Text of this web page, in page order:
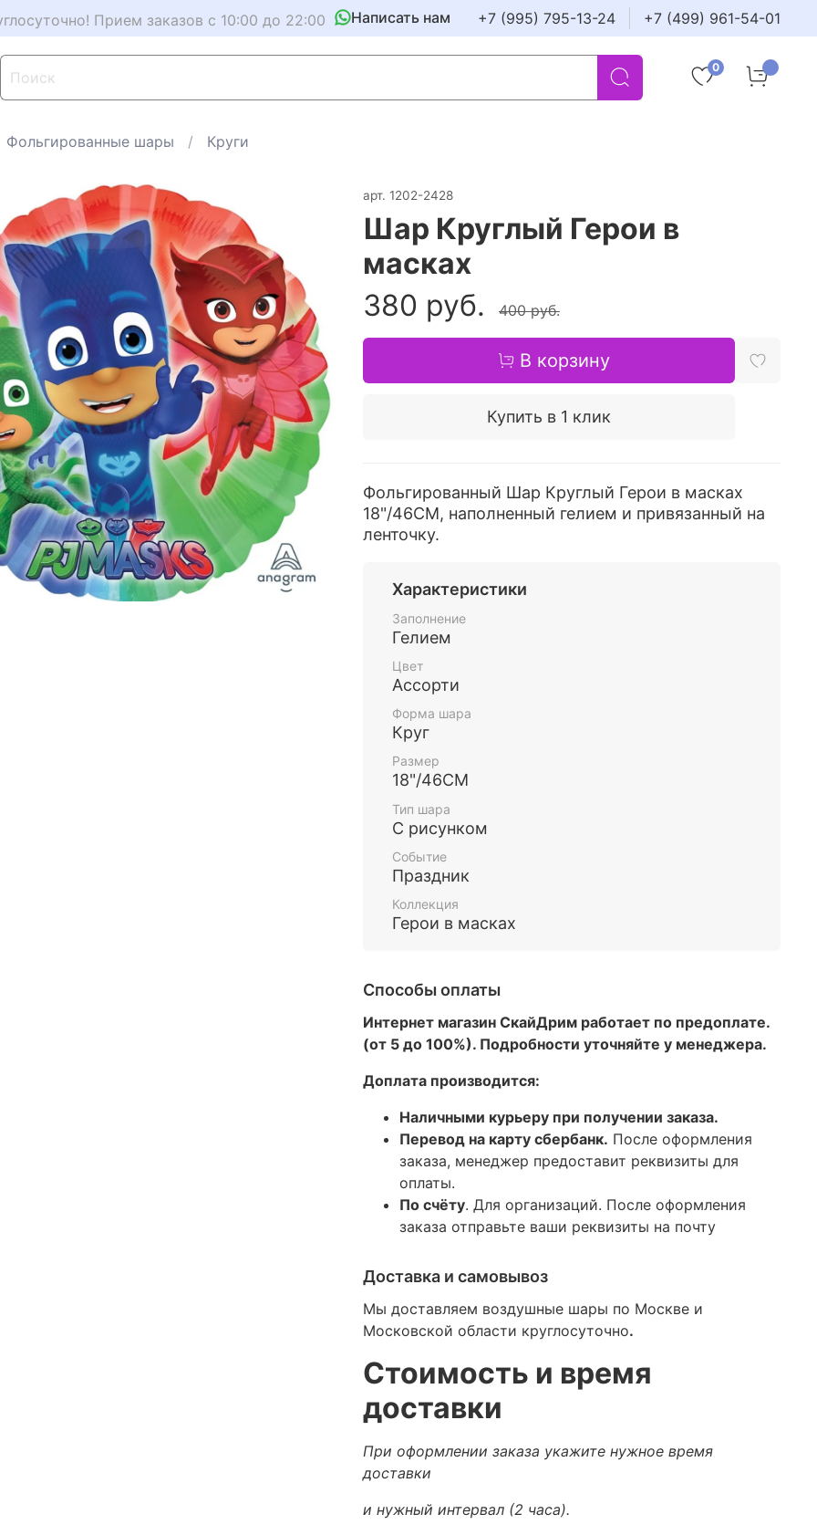
Прием заказов с 10:00 до 22:00 Написать нам +7 (995) 795-13-24 +7 (499) 961-54-01
0
Фольгированные шары Круги
арт. 1202-2428
Шар Круглый Герои в
масках
380 руб.
400 руб.
В корзину
Купить в 1 клик
Фольгированный Шар Круглый Герои в масках
18"/46СМ, наполненный гелием и привязанный на
ленточку.
Характеристики
Заполнение
Гелием
Цвет
Ассорти
Форма шара
Круг
Размер
18"/46СМ
Тип шара
С рисунком
Событие
Праздник
Коллекция
Герои в масках
Способы оплаты
Интернет магазин СкайДрим работает по предоплате.
(от 5 до 100%). Подробности уточняйте у менеджера.
Доплата производится:
Наличными курьеру при получении заказа.
Перевод на карту сбербанк. После оформления
заказа, менеджер предоставит реквизиты для
оплаты.
По счёту. Для организаций. После оформления
заказа отправьте ваши реквизиты на почту
Доставка и самовывоз
Мы доставляем воздушные шары по Москве и
Московской области круглосуточно.
Стоимость и время
доставки
При оформлении заказа укажите нужное время
доставки
и нужный интервал (2 часа).